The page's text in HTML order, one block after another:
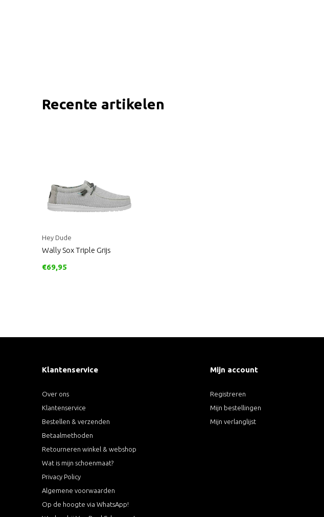
Recente artikelen
Hey Dude
Wally Sox Triple Grijs
€69,95
Klantenservice
Over ons
Klantenservice
Bestellen & verzenden
Betaalmethoden
Retourneren winkel & webshop
Wat is mijn schoenmaat?
Privacy Policy
Algemene voorwaarden
Op de hoogte via WhatsApp!
Mijn account
Registreren
Mijn bestellingen
Mijn verlanglijst